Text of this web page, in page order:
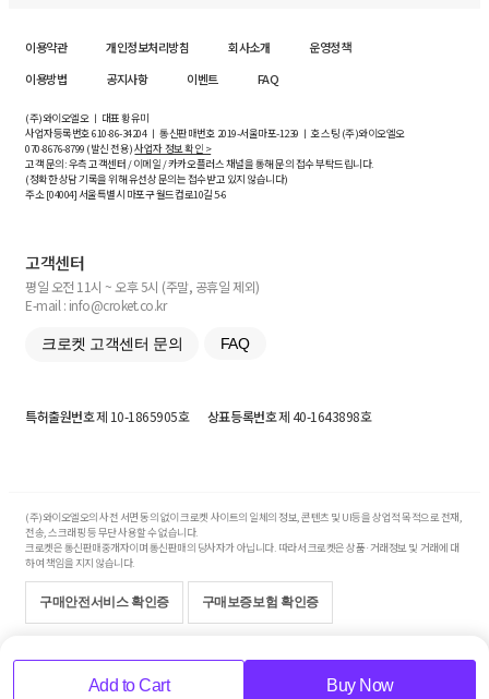
Add to Cart Buy Now
이용약관 개인정보처리방침 회사소개
운영정책
이용방법
공지사항 이벤트 FAQ
(주)와이오엘오 ㅣ 대표 황유미
사업자등록번호610-86-34204ㅣ 통신판매번호 2019-서울마포-1239 ㅣ 호스팅 (주)와이오엘오
070-8676-8799 (발신 전용)사업자 정보 확인 >
고객 문의: 우측 고객센터 / 이메일 / 카카오플러스 채널을 통해 문의 접수 부탁드립니다.
(정확한 상담 기록을 위해 유선상 문의는 접수받고 있지 않습니다)
주소 [04004] 서울특별시 마포구 월드컵로10길5-6
고객센터
평일 오전 11시 ~ 오후 5시 (주말, 공휴일 제외)
E-mail : info@croket.co.kr
크로켓 고객센터 문의 FAQ
특허출원번호제 10-1865905호 상표등록번호제 40-1643898호
(주)와이오엘오의 사전 서면 동의 없이 크로켓 사이트의 일체의 정보, 콘텐츠 및 UI등을 상업적 목적으로 전재,
전송, 스크래핑 등 무단 사용할 수 없습니다.
크로켓은 통신판매중개자이며 통신판매의 당사자가 아닙니다. 따라서 크로켓은 상품·거래정보 및 거래에 대
하여 책임을 지지 않습니다.
구매안전서비스 확인증 구매보증보험 확인증